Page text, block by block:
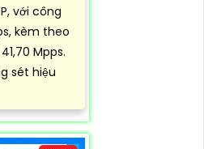
với công
kèm theo
Mpps.
sét hiệu